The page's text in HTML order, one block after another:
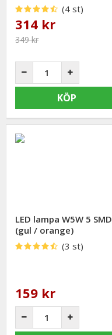
(4 st)
314 kr
349 kr
KÖP
LED lampa W5W 5 SMD
(gul / orange)
(3 st)
159 kr